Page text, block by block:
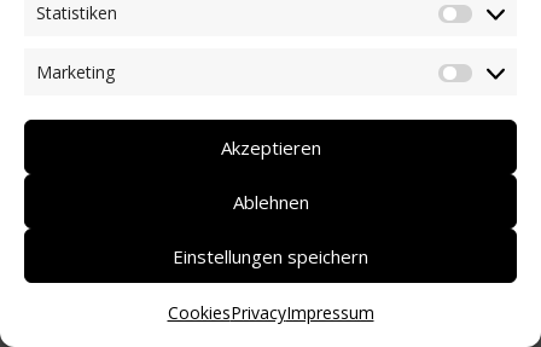
Statistiken
Marketing
Akzeptieren
Ablehnen
Einstellungen speichern
CookiesPrivacyImpressum
DEUTSCH